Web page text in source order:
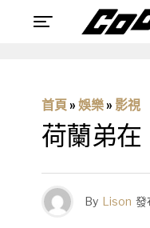
首頁 » 娛樂 » 影視
荷蘭弟在
By Lison 發